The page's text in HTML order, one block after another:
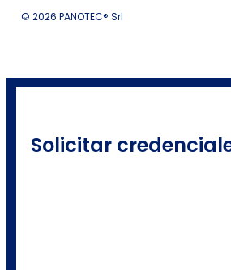
© 2026 PANOTEC® Srl
Solicitar